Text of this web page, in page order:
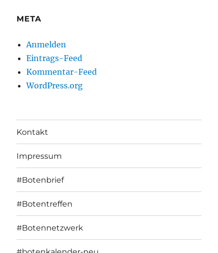
META
Anmelden
Eintrags-Feed
Kommentar-Feed
WordPress.org
Kontakt
Impressum
#Botenbrief
#Botentreffen
#Botennetzwerk